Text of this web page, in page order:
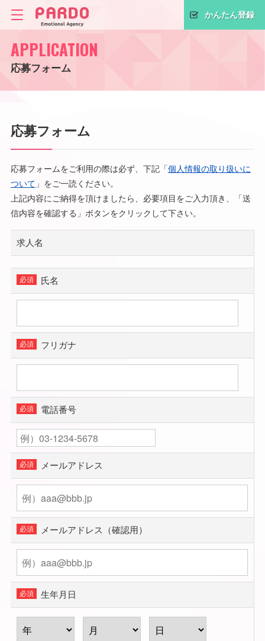
かんたん登録
APPLICATION
応募フォーム
応募フォーム
応募フォームをご利用の際は必ず、下記「個人情報の取り扱いに
ついて 」をご一読ください。
上記内容にご納得を頂けましたら、必要項目をご入力頂き、「送
信内容を確認する」ボタンをクリックして下さい。
求人名
氏名
フリガナ
電話番号
メールアドレス
メールアドレス（確認用）
生年月日